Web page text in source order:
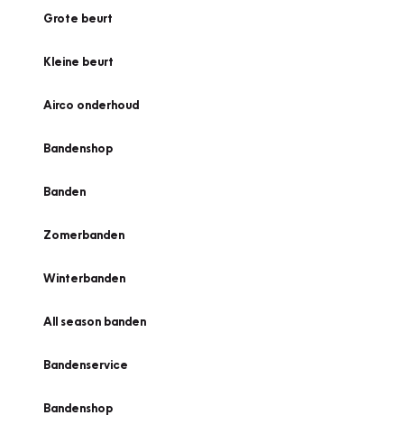
Grote beurt
Kleine beurt
Airco onderhoud
Bandenshop
Banden
Zomerbanden
Winterbanden
All season banden
Bandenservice
Bandenshop